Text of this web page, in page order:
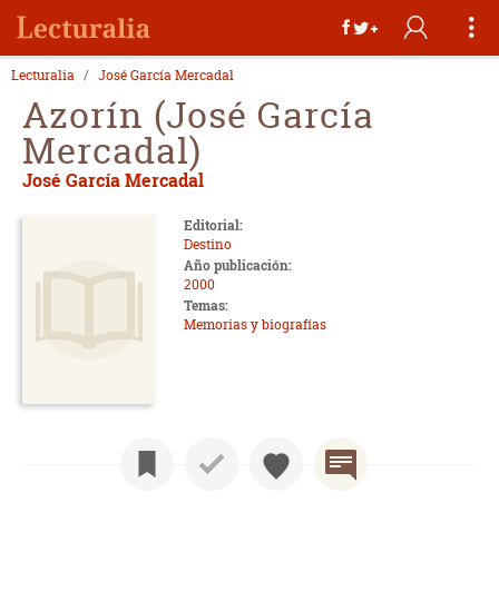
Lecturalia José García Mercadal
Azorín (José García
Mercadal)
José García Mercadal
Editorial:
Destino
Año publicación:
2000
Temas:
Memorias y biografías